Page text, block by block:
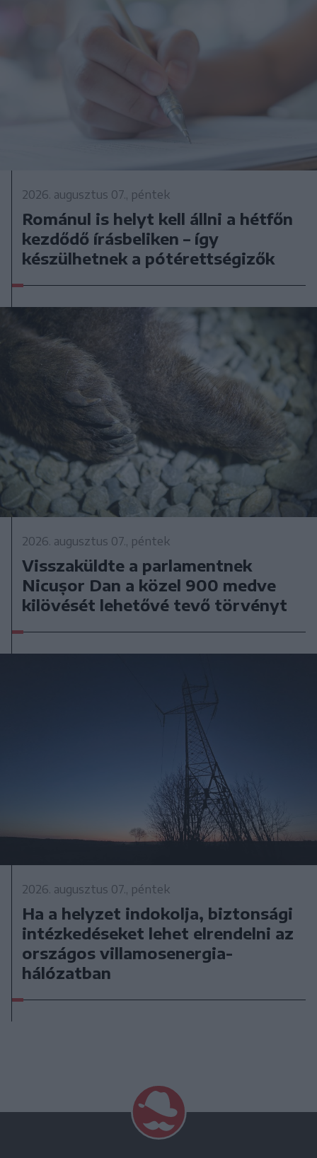
2026. augusztus 07., péntek
Románul is helyt kell állni a hétfőn
kezdődő írásbeliken – így
készülhetnek a pótérettségizők
2026. augusztus 07., péntek
Visszaküldte a parlamentnek
Nicușor Dan a közel 900 medve
kilövését lehetővé tevő törvényt
2026. augusztus 07., péntek
Ha a helyzet indokolja, biztonsági
intézkedéseket lehet elrendelni az
országos villamosenergia-
hálózatban